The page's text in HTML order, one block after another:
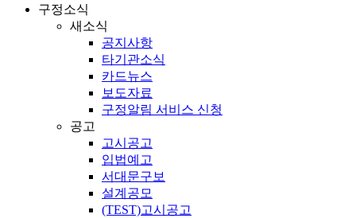
구정소식
새소식
공지사항
타기관소식
카드뉴스
보도자료
구정알림 서비스 신청
공고
고시공고
입법예고
서대문구보
설계공모
(TEST)고시공고